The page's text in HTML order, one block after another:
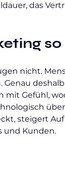
das
nicht.
mit Gefühl,
steigert
und Kunden.